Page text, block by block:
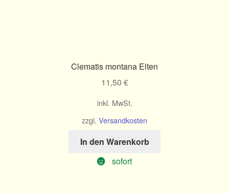
Clematis montana Elten
11,50 €
inkl. MwSt.
zzgl. Versandkosten
In den Warenkorb
sofort